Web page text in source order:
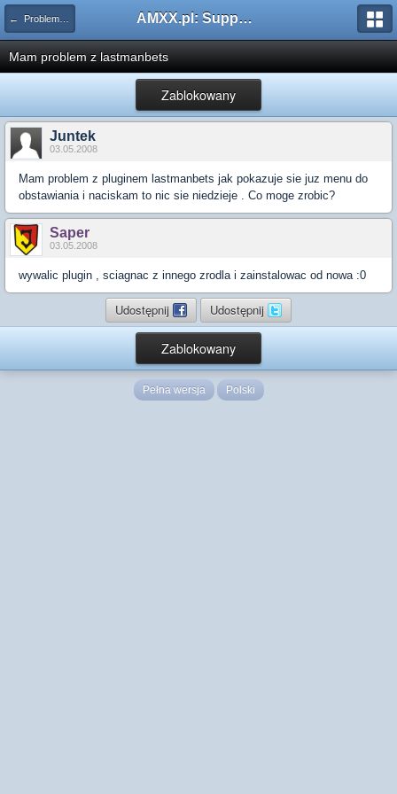
← Problemy z pluginami AMXX.pl: Support AMX Mod X i SourceMod
Mam problem z lastmanbets
Zablokowany
Juntek
03.05.2008
Mam problem z pluginem lastmanbets jak pokazuje sie juz menu do
obstawiania i naciskam to nic sie niedzieje . Co moge zrobic?
Saper
03.05.2008
wywalic plugin , sciagnac z innego zrodla i zainstalowac od nowa :0
Udostępnij Udostępnij
Zablokowany
Pełna wersja Polski